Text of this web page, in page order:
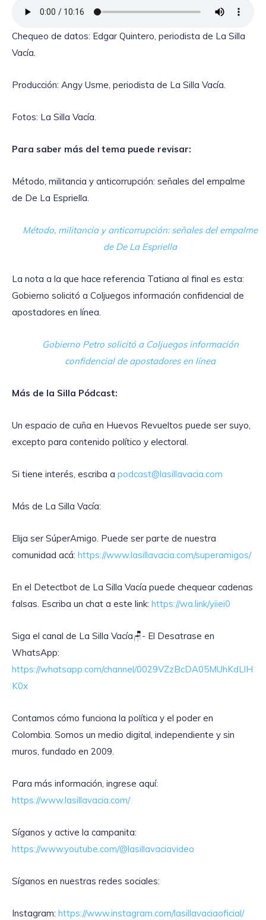
Chequeo de datos: Edgar Quintero, periodista de La Silla
Vacía.
Producción: Angy Usme, periodista de La Silla Vacía.
Fotos: La Silla Vacía.
Para saber más del tema puede revisar:
Método, militancia y anticorrupción: señales del empalme
de De La Espriella.
Método, militancia y anticorrupción: señales del empalme
de De La Espriella
La nota a la que hace referencia Tatiana al final es esta:
Gobierno solicitó a Coljuegos información confidencial de
apostadores en línea.
Gobierno Petro solicitó a Coljuegos información
confidencial de apostadores en línea
Más de la Silla Pódcast:
Un espacio de cuña en Huevos Revueltos puede ser suyo,
excepto para contenido político y electoral.
Si tiene interés, escriba a podcast@lasillavacia.com
Más de La Silla Vacía:
Elija ser SúperAmigo. Puede ser parte de nuestra
comunidad acá: https://www.lasillavacia.com/superamigos/
En el Detectbot de La Silla Vacía puede chequear cadenas
falsas. Escriba un chat a este link: https://wa.link/yiiei0
‎Siga el canal de La Silla Vacía🪑- El Desatrase en
WhatsApp:
https://whatsapp.com/channel/0029VZzBcDA05MUhKdLlH
K0x
Contamos cómo funciona la política y el poder en
Colombia. Somos un medio digital, independiente y sin
muros, fundado en 2009.
Para más información, ingrese aquí:
https://www.lasillavacia.com/
Síganos y active la campanita:
https://www.youtube.com/@lasillavaciavideo
Síganos en nuestras redes sociales:
Instagram: https://www.instagram.com/lasillavaciaoficial/